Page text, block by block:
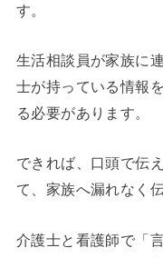
す。
生活相談員が家族に
士が持っている情報
る必要があります。
できれば、口頭で伝
て、家族へ漏れなく
介護士と看護師で「